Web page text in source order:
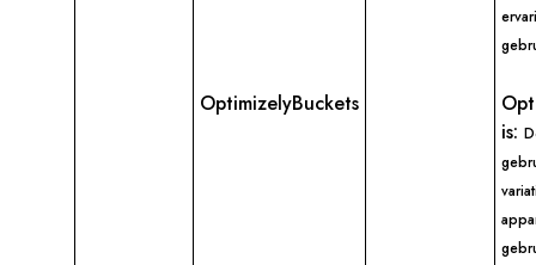
OptimizelyBuckets
is: